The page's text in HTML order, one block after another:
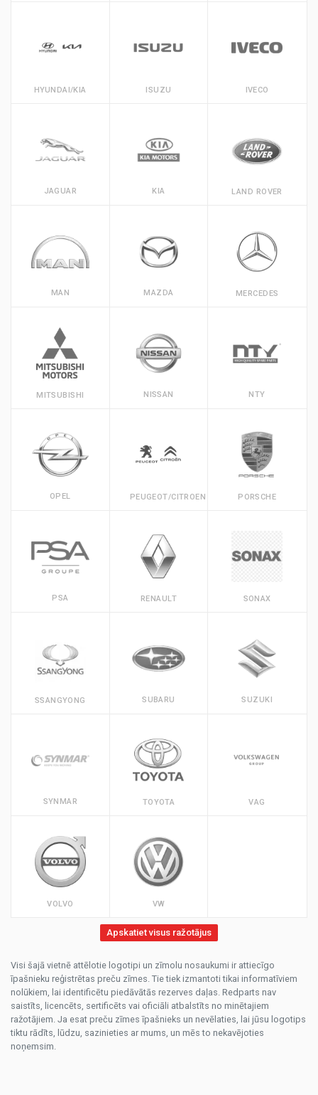
HYUNDAI/KIA ISUZU IVECO
JAGUAR KIA LAND ROVER
MAN MAZDA MERCEDES
MITSUBISHI NISSAN NTY
OPEL PEUGEOT/CITROEN PORSCHE
PSA RENAULT SONAX
SSANGYONG SUBARU SUZUKI
SYNMAR TOYOTA VAG
VOLVO VW
Apskatiet visus ražotājus
Visi šajā vietnē attēlotie logotipi un zīmolu nosaukumi ir attiecīgo
īpašnieku reģistrētas preču zīmes. Tie tiek izmantoti tikai informatīviem
nolūkiem, lai identificētu piedāvātās rezerves daļas. Redparts nav
saistīts, licencēts, sertificēts vai oficiāli atbalstīts no minētajiem
ražotājiem. Ja esat preču zīmes īpašnieks un nevēlaties, lai jūsu logotips
tiktu rādīts, lūdzu, sazinieties ar mums, un mēs to nekavējoties
noņemsim.